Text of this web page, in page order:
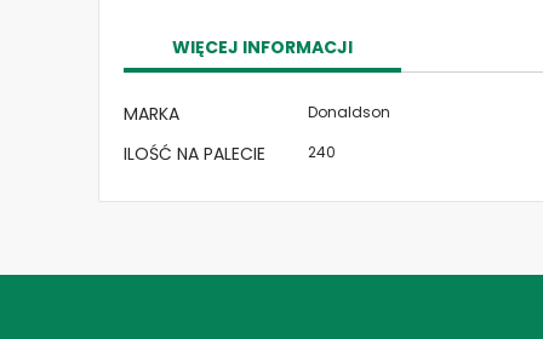
galleryWIĘCEJ INFORMACJI
Więcej
informacji
MARKA Donaldson
ILOŚĆ NA PALECIE 240